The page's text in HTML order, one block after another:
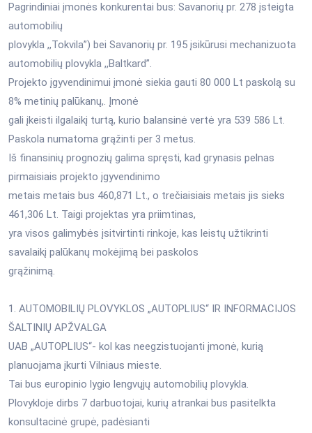
Pagrindiniai įmonės konkurentai bus: Savanorių pr. 278 įsteigta
automobilių
plovykla ,,Tokvila”) bei Savanorių pr. 195 įsikūrusi mechanizuota
automobilių plovykla ,,Baltkard”.
Projekto įgyvendinimui įmonė siekia gauti 80 000 Lt paskolą su
8% metinių palūkanų,. Įmonė
gali įkeisti ilgalaikį turtą, kurio balansinė vertė yra 539 586 Lt.
Paskola numatoma grąžinti per 3 metus.
Iš finansinių prognozių galima spręsti, kad grynasis pelnas
pirmaisiais projekto įgyvendinimo
metais metais bus 460,871 Lt., o trečiaisiais metais jis sieks
461,306 Lt. Taigi projektas yra priimtinas,
yra visos galimybės įsitvirtinti rinkoje, kas leistų užtikrinti
savalaikį palūkanų mokėjimą bei paskolos
grąžinimą.
1. AUTOMOBILIŲ PLOVYKLOS „AUTOPLIUS“ IR INFORMACIJOS
ŠALTINIŲ APŽVALGA
UAB „AUTOPLIUS“- kol kas neegzistuojanti įmonė, kurią
planuojama įkurti Vilniaus mieste.
Tai bus europinio lygio lengvųjų automobilių plovykla.
Plovykloje dirbs 7 darbuotojai, kurių atrankai bus pasitelkta
konsultacinė grupė, padėsianti